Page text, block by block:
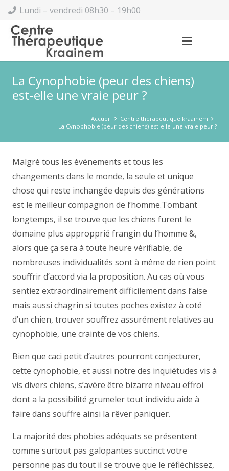
Lundi – vendredi 08h30 – 19h00
La Cynophobie (peur des chiens)
est-elle une vraie peur ?
Accueil
Centre therapeutique kraainem
La Cynophobie (peur des chiens) est-elle une vraie peur ?
Malgré tous les événements et tous les
changements dans le monde, la seule et unique
chose qui reste inchangée depuis des générations
est le meilleur compagnon de l’homme.Tombant
longtemps, il se trouve que les chiens furent le
domaine plus appropprié frangin du l’homme &,
alors que ça sera à toute heure vérifiable, de
nombreuses individualités sont à même de rien point
souffrir d’accord via la proposition. Au cas où vous
sentiez extraordinairement difficilement dans l’aise
mais aussi chagrin si toutes poches existez à coté
d’un chien, trouver souffrez assurément relatives au
cynophobie, une crainte de vos chiens.
Bien que caci petit d’autres pourront conjecturer,
cette cynophobie, et aussi notre des inquiétudes vis à
vis divers chiens, s’avère être bizarre niveau effroi
dont a la possibilité grumeler tout individu aide à
faire dans souffre ainsi la rêver paniquer.
La majorité des phobies adéquats se présentent
comme surtout pas galopantes succinct votre
personne pas du tout il se trouve que le réfléchissez,